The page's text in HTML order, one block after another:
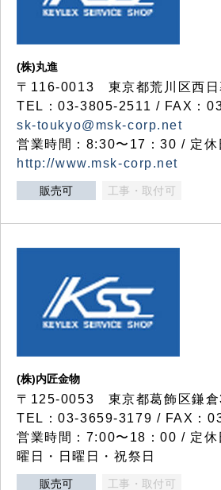
(株)丸進
〒116-0013 東京都荒川区西
TEL：03-3805-2511 / FAX：
sk-toukyo@msk-corp.net
営業時間：8:30〜17：30 / 定休
http://www.msk-corp.net
販売可 工事・取付可
(株)内匠金物
〒125-0053 東京都葛飾区鎌
TEL：03-3659-3179 / FAX：
営業時間：7:00〜18：00 / 定休
曜日・日曜日・祝祭日
販売可 工事・取付可